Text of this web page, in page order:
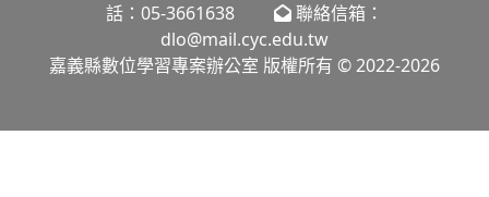
話：05-3661638
聯絡信箱：
dlo@mail.cyc.edu.tw
嘉義縣數位學習專案辦公室 版權所有 © 2022-2026